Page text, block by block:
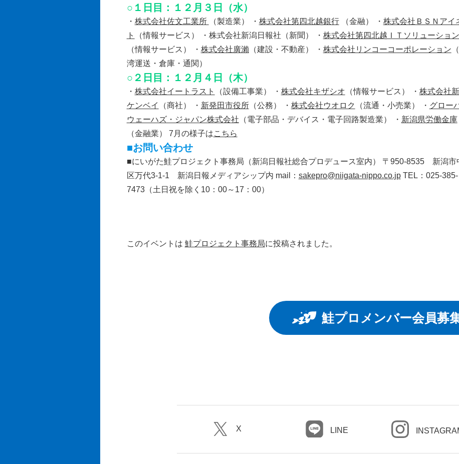
○１日目：１２月３日（水）
・ 株式会社佐文工業所 （製造業） ・ 株式会社第四北越銀行（金融） ・ 株式会社ＢＳＮアイ
ト
（情報サービス） ・株式会社新潟日報社（新聞） ・ 株式会社第四北越ＩＴソリューショ
（情報サービス） ・ 株式会社廣瀨 （建設・不動産） ・ 株式会社リンコーコーポレーション
湾運送・倉庫・通関）
○２日目：１２月４日（木）
・ 株式会社イートラスト （設備工事業） ・ 株式会社キザシオ （情報サービス） ・ 株式会社
ケンベイ
（商社） ・ 新発田市役所（公務） ・ 株式会社ウオロク （流通・小売業） ・ グロー
ウェーハズ・ジャパン株式会社 （電子部品・デバイス・電子回路製造業） ・ 新潟県労働金庫
（金融業） 7月の様子はこちら
■お問い合わせ
■にいがた鮭プロジェクト事務局（新潟日報社総合プロデュース室内） 〒950-8535 新潟市
区万代3-1-1 新潟日報メディアシップ内 mail： sakepro@niigata-nippo.co.jpTEL：025-385-
7473（土日祝を除く10：00～17：00）
このイベントは 鮭プロジェクト事務局に投稿されました。
鮭プロメンバー会員募
X LINE